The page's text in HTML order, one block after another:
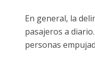
En general, la
pasajeros a
personas